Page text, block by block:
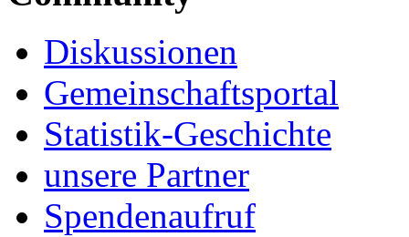
Diskussionen
Gemeinschaftsportal
Statistik-Geschichte
unsere Partner
Spendenaufruf